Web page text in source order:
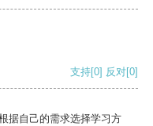
支持[0] 反对[0]
据自己的需求选择学习方